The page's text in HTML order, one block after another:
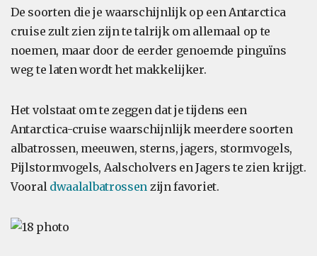
De soorten die je waarschijnlijk op een Antarctica
cruise zult zien zijn te talrijk om allemaal op te
noemen, maar door de eerder genoemde pinguïns
weg te laten wordt het makkelijker.
Het volstaat om te zeggen dat je tijdens een
Antarctica-cruise waarschijnlijk meerdere soorten
albatrossen, meeuwen, sterns, jagers, stormvogels,
Pijlstormvogels, Aalscholvers en Jagers te zien krijgt.
Vooral dwaalalbatrossen zijn favoriet.